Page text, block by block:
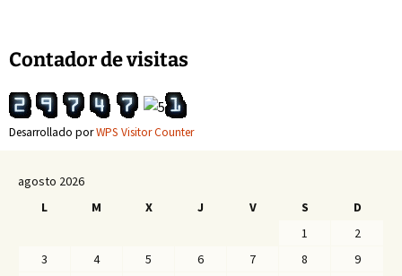
entradas
Contador de visitas
Desarrollado porWPS Visitor Counter
agosto 2026
L
M X J V S
D
1
2
3
4 5 6 7 8
9